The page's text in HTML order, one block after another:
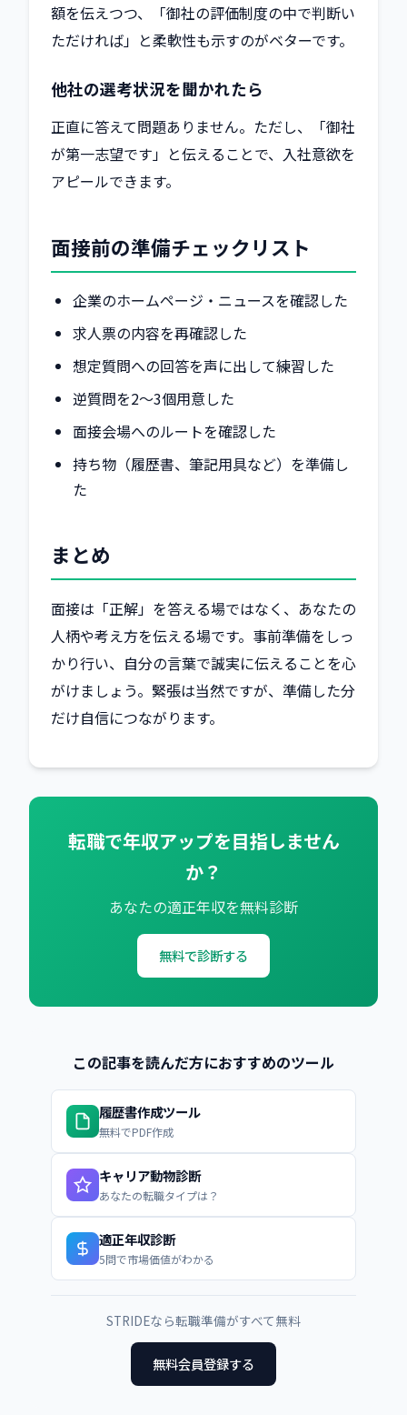
額を伝えつつ、「御社の評価制度の中で判断い
ただければ」と柔軟性も示すのがベターです。
他社の選考状況を聞かれたら
正直に答えて問題ありません。ただし、「御社
が第一志望です」と伝えることで、入社意欲を
アピールできます。
面接前の準備チェックリスト
企業のホームページ・ニュースを確認した
求人票の内容を再確認した
想定質問への回答を声に出して練習した
逆質問を2〜3個用意した
面接会場へのルートを確認した
持ち物（履歴書、筆記用具など）を準備し
た
まとめ
面接は「正解」を答える場ではなく、あなたの
人柄や考え方を伝える場です。事前準備をしっ
かり行い、自分の言葉で誠実に伝えることを心
がけましょう。緊張は当然ですが、準備した分
だけ自信につながります。
転職で年収アップを目指しません
か？
あなたの適正年収を無料診断
無料で診断する
この記事を読んだ方におすすめのツール
履歴書作成ツール
無料でPDF作成
キャリア動物診断
あなたの転職タイプは？
適正年収診断
5問で市場価値がわかる
STRIDEなら転職準備がすべて無料
無料会員登録する